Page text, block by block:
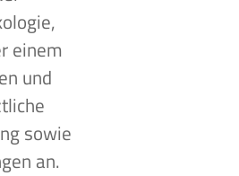
einem
und
sowie
an.